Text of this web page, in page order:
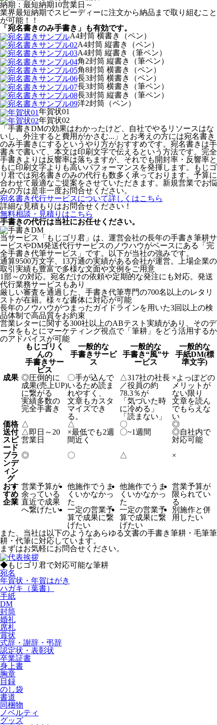
納期：最短納期10営業日～
業界最短納期でスピーディーに注文から納品まで取り組むこと
が可能！！
「宛名書きのみ手書き」も有効です。
A4封筒 横書き（ペン）
A4封筒 縦書き（ペン）
A4封筒 縦書き（筆ペン）
角2封筒 縦書き（筆ペン）
角8封筒 横書き（ペン）
長3封筒 横書き（ペン）
長3封筒 横書き（筆ペン）
長3封筒 縦書き（筆ペン）
洋2封筒（ペン）
年賀状01
年賀状02
「手書きDMの効果はわかったけど、自社でやるリソースはな
いし、外注すると費用がかさむ...」とお考えの方には宛名書き
のみ手書きにするというやり方がおすすめです。宛名書きは手
書きで書いて、本文は印刷文字で伝えるという方法です。完全
手書きよりは反響率は落ちますが、それでも開封率・反響率と
もに印刷文字よりも高いパフォーマンスを発揮します。もじゴ
リ君では宛名書きのみの代行も数多く承っております。予算に
合わせて最適なご提案をさせていただきます。新規営業でお悩
みの方は是非一度お問合せください。
宛名書き代行サービスについて詳しくはこちら
詳細な見積もりはお問合せください！
無料相談・見積りはこちら
手書きの代行は当社にお任せください。
当サービス「もじゴリ君」は、運営会社の長年の手書き筆耕サ
ービスやDM発送代行サービスのノウハウがベースにある「完
全手書き代筆サービス」です。以下が当社の強みです。
通算9500万文字、13万通の実績がある会社が運営。上場企業の
取引実績も豊富で多様な文面や文例をご用意
1部～の対応。宛名だけの依頼や定期的な発注にも対応。発送
代行業務サービスもあり
厳しい審査を通過した、手書き代筆専門の700名以上のレタリ
ストが在籍。様々な書体に対応が可能
長年のノウハウがつまったガイドラインを用いた3回以上の検
品体制で高品質をお約束
営業レターに関する300社以上のABテスト実績があり、そのデ
ータをもとにマーケティング視点で「筆耕」をどう活用するか
のアドバイスが可能
もじゴリく
んの
手書きサー
ビス
一般的な
手書きサービ
ス
一般的な
手書き“風”サ
ービス
一般的な
手紙DM(標
準文字)
成果 ◎圧倒的に
成果(売上UP)
に繋がる
実績多数の
完全手書き
〇手が込んで
いるため読ま
れやすく、
文章もカスタ
マイズでき
る。
△317社の社長
／役員の約
78.3％が
「気づいた時
に冷める」
「読まない」
×よっぽどの
メリットが
ない限り
文章を読ん
でもらえな
い
価格 △ △ 〇
◎
送付
スピ
ード
△ 即日～20
営業日
×最低でも2週
間近く
〇~1週間 ◎自社内で
対応可能
ブラ
ンデ
ィン
グ
◎ 〇 △ ×
おす
すめ
企業
営業予算が
余っている
直近で成果
へ繋げたい
他施作でうま
くいかなかっ
た
一定の営業予
算で成果に繋
げたい
他施作でうま
くいかなかっ
た
一定の営業予
算で成果に繋
げたい
営業予算が
限られてい
る
別施作と併
用したい
また、当社は以下のようなあらゆる文書の手書き筆耕・毛筆筆
耕・代筆に対応しています。
まずはお気軽にお問合せください。
◆もじゴリ君で対応可能な筆耕
宛名
年賀状・年賀はがき
ハガキ（葉書）
手紙
DM
封筒
婚礼
席札
賞状
式辞・謝辞・弔辞
認定状・表彰状
卒業証書
身上書
胸章
目録
のし袋
書道
同梱物
ノベルティ
グッズ